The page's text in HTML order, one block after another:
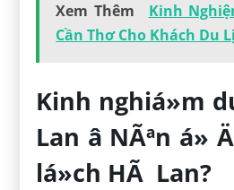
Xem Thêm
Kinh
Cần Thơ Cho Khách Du
Kinh nghiá»m
Lan â NÃªn á»
lá»ch HÃ Lan?